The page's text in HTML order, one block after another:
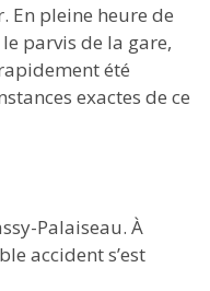
En pleine heure de
parvis de la gare,
été
exactes de ce
Palaiseau. À
accident s’est